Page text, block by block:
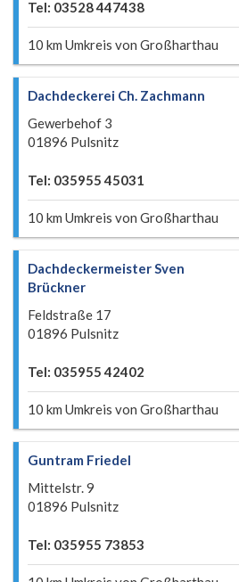
Tel: 03528 447438
10 km Umkreis von Großharthau
Dachdeckerei Ch. Zachmann
Gewerbehof 3
01896 Pulsnitz
Tel: 035955 45031
10 km Umkreis von Großharthau
Dachdeckermeister Sven
Brückner
Feldstraße 17
01896 Pulsnitz
Tel: 035955 42402
10 km Umkreis von Großharthau
Guntram Friedel
Mittelstr. 9
01896 Pulsnitz
Tel: 035955 73853